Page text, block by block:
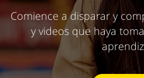
Comience a disparar y
y videos que haya